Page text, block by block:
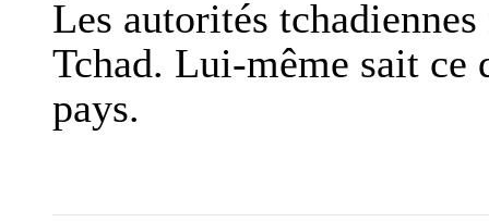
Les autorités
Tchad. Lui-même sait ce
pays.